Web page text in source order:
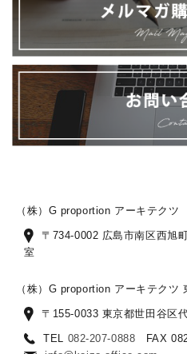
（株）G proportion アーキテクツ
〒734-0002 広島市南区西旭
室
（株）G proportion アーキテクツ
〒155-0033 東京都世田谷区
TEL 082-207-0888 FAX